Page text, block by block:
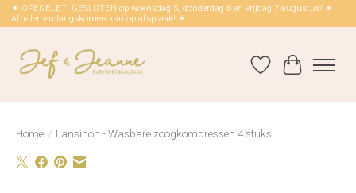
☀ OPEGELET! GESLOTEN op woensdag 5, donderdag 6 en vrijdag 7 augustus! ☀
Afhalen en langskomen kan op afspraak! ☀
Verlanglijst
Home / Lansinoh - Wasbare zoogkompressen 4 stuks